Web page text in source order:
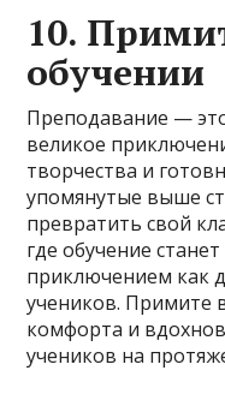
10.
обучении
Преподавание —
великое
творчества и
упомянутые выше
превратить свой
где обучение
приключением как
учеников. Примите
комфорта и
учеников на